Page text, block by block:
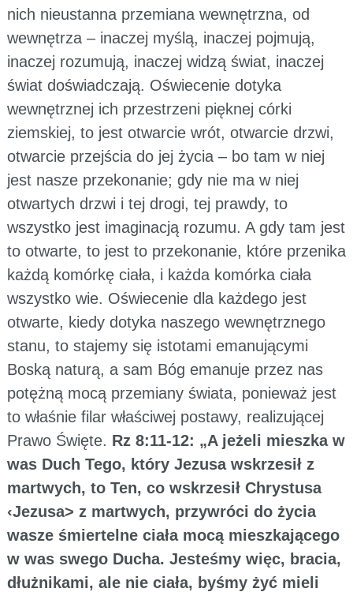
nich nieustanna przemiana wewnętrzna, od
wewnętrza – inaczej myślą, inaczej pojmują,
inaczej rozumują, inaczej widzą świat, inaczej
świat doświadczają. Oświecenie dotyka
wewnętrznej ich przestrzeni pięknej córki
ziemskiej, to jest otwarcie wrót, otwarcie drzwi,
otwarcie przejścia do jej życia – bo tam w niej
jest nasze przekonanie; gdy nie ma w niej
otwartych drzwi i tej drogi, tej prawdy, to
wszystko jest imaginacją rozumu. A gdy tam jest
to otwarte, to jest to przekonanie, które przenika
każdą komórkę ciała, i każda komórka ciała
wszystko wie. Oświecenie dla każdego jest
otwarte, kiedy dotyka naszego wewnętrznego
stanu, to stajemy się istotami emanującymi
Boską naturą, a sam Bóg emanuje przez nas
potężną mocą przemiany świata, ponieważ jest
to właśnie filar właściwej postawy, realizującej
Prawo Święte. Rz 8:11-12: „A jeżeli mieszka w
was Duch Tego, który Jezusa wskrzesił z
martwych, to Ten, co wskrzesił Chrystusa
‹Jezusa> z martwych, przywróci do życia
wasze śmiertelne ciała mocą mieszkającego
w was swego Ducha. Jesteśmy więc, bracia,
dłużnikami, ale nie ciała, byśmy żyć mieli